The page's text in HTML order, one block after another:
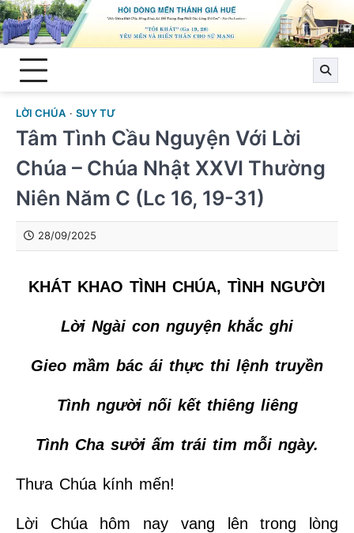
Skip
to
content
LỜI CHÚA SUY TƯ
Tâm Tình Cầu Nguyện Với Lời
Chúa – Chúa Nhật XXVI Thường
Niên Năm C (Lc 16, 19-31)
28/09/2025
KHÁT KHAO TÌNH CHÚA, TÌNH NGƯỜI
Lời Ngài con nguyện khắc ghi
Gieo mầm bác ái thực thi lệnh truyền
Tình người nối kết thiêng liêng
Tình Cha sưởi ấm trái tim mỗi ngày.
Thưa Chúa kính mến!
Lời Chúa hôm nay vang lên trong lòng